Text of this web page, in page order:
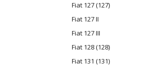
Fiat 127 (127)
Fiat 127 II
Fiat 127 III
Fiat 128 (128)
Fiat 131 (131)